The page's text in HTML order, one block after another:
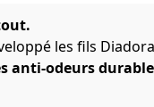
les fils Diadora
odeurs